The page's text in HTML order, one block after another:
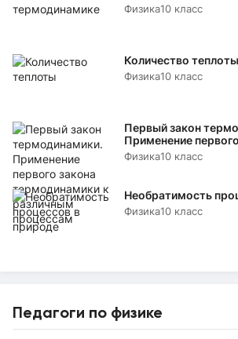
Физика10 класс
Количество теплоты
Физика10 класс
Первый закон
Применение
термодинамики к
процессам
Физика10 класс
Необратимость
Физика10 класс
Педагоги по физике